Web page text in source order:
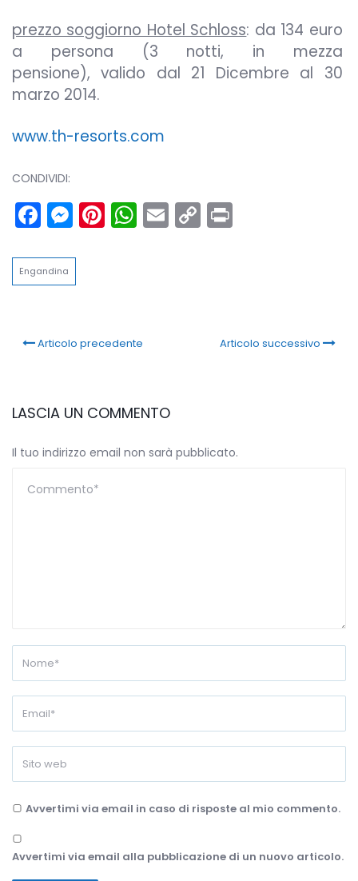
prezzo soggiorno Hotel Schloss: da 134 euro
a persona (3 notti, in mezza
pensione), valido dal 21 Dicembre al 30
marzo 2014.
www.th-resorts.com
CONDIVIDI:
Facebook
Messenger
Pinterest
WhatsApp
Email
Copy
Link
Engandina
Articolo precedente Articolo successivo
LASCIA UN COMMENTO
Il tuo indirizzo email non sarà pubblicato.
Avvertimi via email in caso di risposte al mio commento.
Avvertimi via email alla pubblicazione di un nuovo articolo.